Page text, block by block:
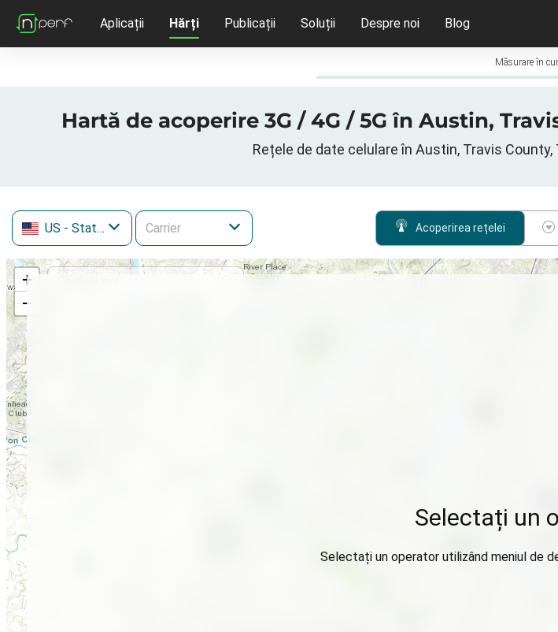
Aplicații Hărți Publicații Soluții Despre noi Blog
Măsurare în
Hartă de acoperire 3G / 4G / 5G în Austin,
Rețele de date celulare în Austin, Travis
US - Statele Unite ale Americii Acoperirea rețelei
+
−
Selectați un
Selectați un operator utilizând meniul de